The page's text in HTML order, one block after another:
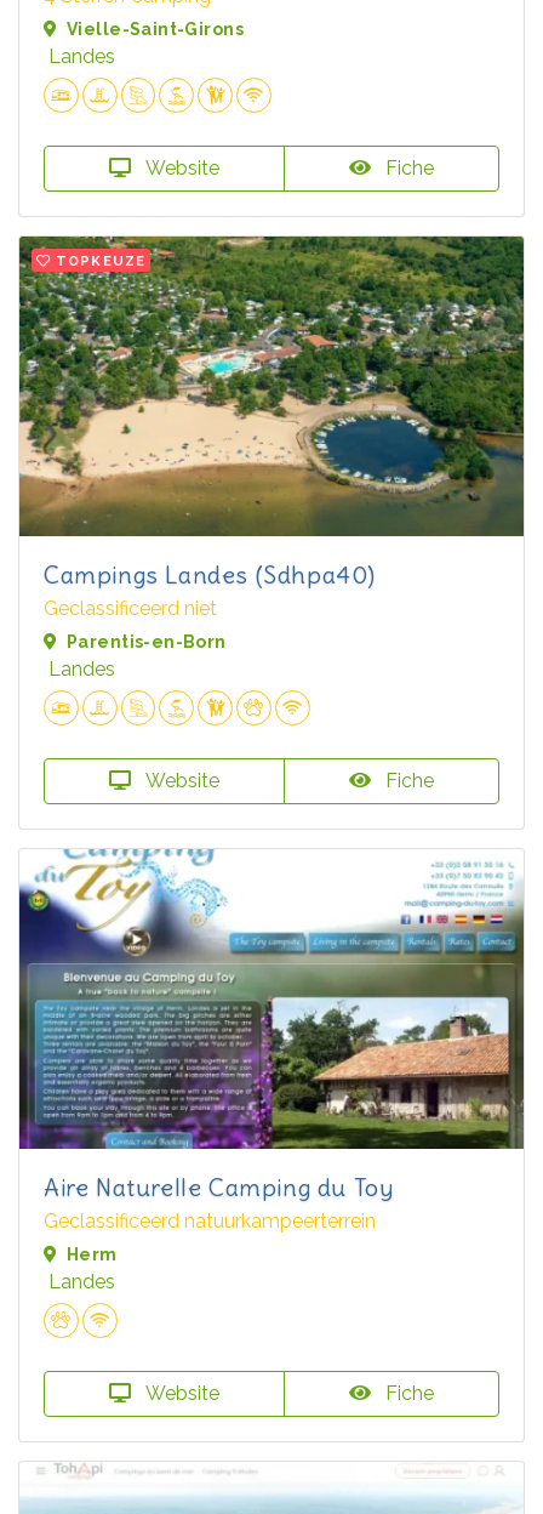
Vielle-Saint-Girons
Landes
Website Fiche
TOPKEUZE
Campings Landes (Sdhpa40)
Geclassificeerd niet
Parentis-en-Born
Landes
Website Fiche
Aire Naturelle Camping du Toy
Geclassificeerd natuurkampeerterrein
Herm
Landes
Website Fiche